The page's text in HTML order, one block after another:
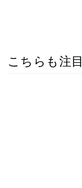
こちらも注目